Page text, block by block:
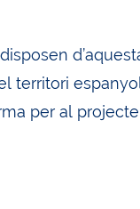
territori
per al